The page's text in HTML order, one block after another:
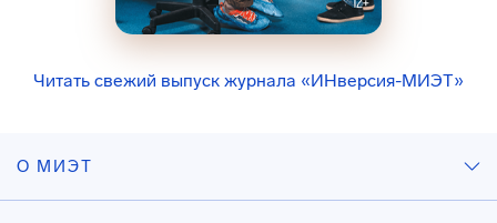
Читать свежий выпуск журнала «ИНверсия-МИЭТ»
О МИЭТ